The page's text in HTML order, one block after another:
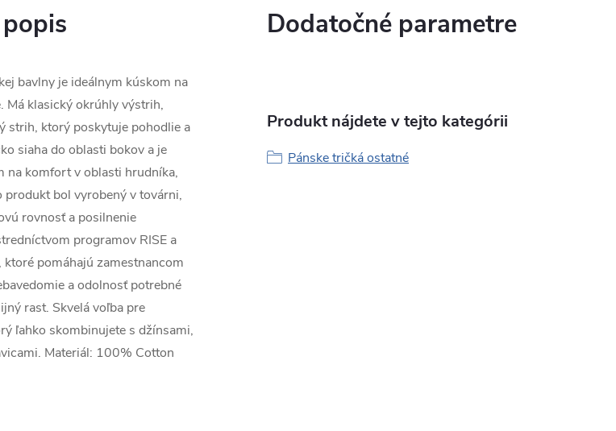
bavlny je ideálnym kúskom na
Má klasický okrúhly výstrih,
strih, ktorý poskytuje pohodlie a
siaha do oblasti bokov a je
na komfort v oblasti hrudníka,
produkt bol vyrobený v továrni,
rovnosť a posilnenie
programov RISE a
ktoré pomáhajú zamestnancom
a odolnosť potrebné
rast. Skvelá voľba pre
ľahko skombinujete s džínsami,
Materiál: 100% Cotton
Dodatočné parametre
Produkt nájdete v tejto kategórii
Pánske tričká ostatné